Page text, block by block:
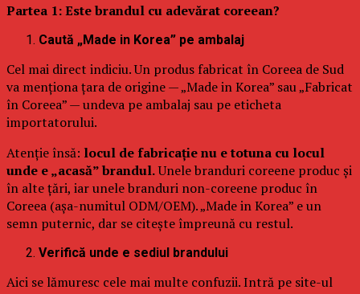
Partea 1: Este brandul cu adevărat coreean?
Caută „Made in Korea” pe ambalaj
Cel mai direct indiciu. Un produs fabricat în Coreea de Sud
va menționa țara de origine — „Made in Korea” sau „Fabricat
în Coreea” — undeva pe ambalaj sau pe eticheta
importatorului.
Atenție însă: locul de fabricație nu e totuna cu locul
unde e „acasă” brandul.Unele branduri coreene produc și
în alte țări, iar unele branduri non-coreene produc în
Coreea (așa-numitul ODM/OEM). „Made in Korea” e un
semn puternic, dar se citește împreună cu restul.
Verifică unde e sediul brandului
Aici se lămuresc cele mai multe confuzii. Intră pe site-ul